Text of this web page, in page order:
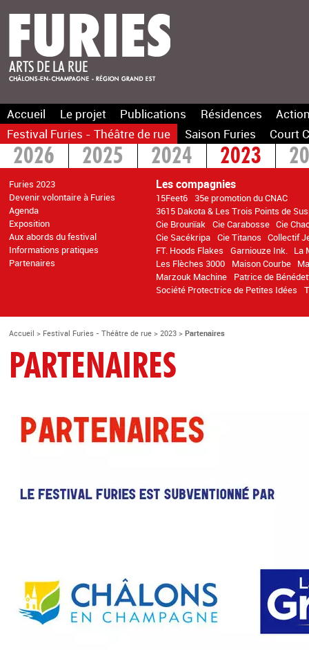
Accueil Le projet Publications Résidences
Festival Furies - Théâtre de rue
Saison Furies Court
2026 2025 2024 2023
Furies 2023
Devenir volontaire à Furies
Agenda
Exposition
Aux abords du festival
Informations pratiques
Partenaires
Les compagnies
15Feet6
35e promotion du CNAC
3615 Dakota & Les Trois Points de
Cie Brounïak
Cie Carabosse Cie
Cie Sacékripa Cie Titanos Collectif
FT. Hoods Flakes
Garniouze Ink.
La
Les Flèches 3000
Maison Courbe
Marzouk Machine
Patrice de
Société Protectrice de Petites Idées
2016
>2014
Accueil > Festival Furies - Théâtre de rue > 2023 >Partenaires
PARTENAIRES